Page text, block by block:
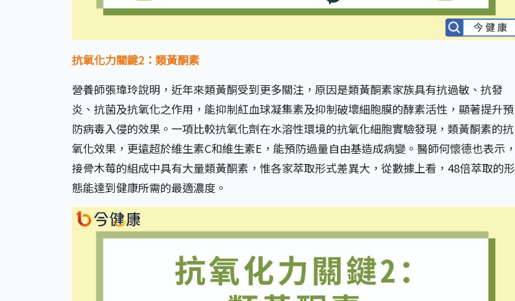
抗氧化力關鍵2 ：類黃酮素
營養師張瑋玲說明，近年來類黃酮受到更多關注，原因是類黃酮素家族具有抗過敏、抗發
炎、抗菌及抗氧化之作用，能抑制紅血球凝集素及抑制破壞細胞膜的酵素活性，顯著提升預
防病毒入侵的效果。一項比較抗氧化劑在水溶性環境的抗氧化細胞實驗發現，類黃酮素的抗
氧化效果，更遠超於維生素C和維生素E，能預防過量自由基造成病變。醫師何懷德也表示，
接骨木莓的組成中具有大量類黃酮素，惟各家萃取形式差異大，從數據上看，48倍萃取的形
態能達到健康所需的最適濃度。